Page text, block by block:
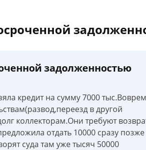
задолженностью
кредит на сумму 7000
в другой
коллекторам.Они требуют
отдать 10000 сразу позже
суда там уже тысяч 50000